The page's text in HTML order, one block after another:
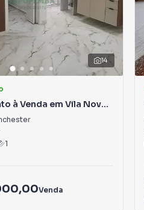
14
à Venda em Vila Nova
1
Venda